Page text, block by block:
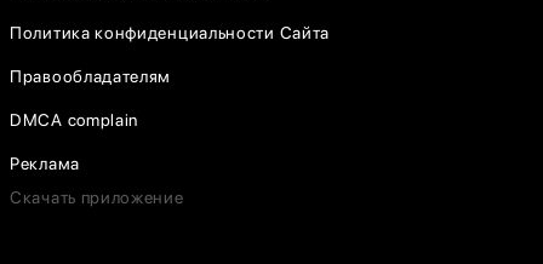
Политика конфиденциальности Сайта
Правообладателям
DMCA complain
Реклама
Скачать приложение